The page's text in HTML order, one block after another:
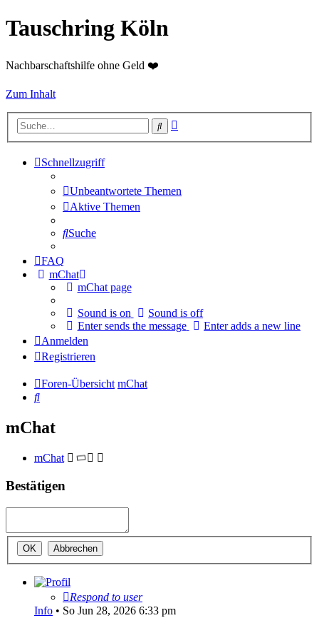
Tauschring Köln
Nachbarschaftshilfe ohne Geld ❤️
Zum Inhalt
Suche
Schnellzugriff
Unbeantwortete Themen
Aktive Themen
Suche
FAQ
mChat
mChat page
Sound is on
Sound is off
Enter sends the message
Enter adds a new line
Anmelden
Registrieren
Foren-Übersicht mChat
Suche
mChat
mChat
Bestätigen
Respond to user
Info • So Jun 28, 2026 6:33 pm